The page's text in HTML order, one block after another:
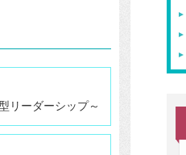
リーダーシップ～